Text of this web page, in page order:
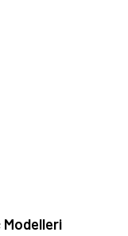
Modelleri